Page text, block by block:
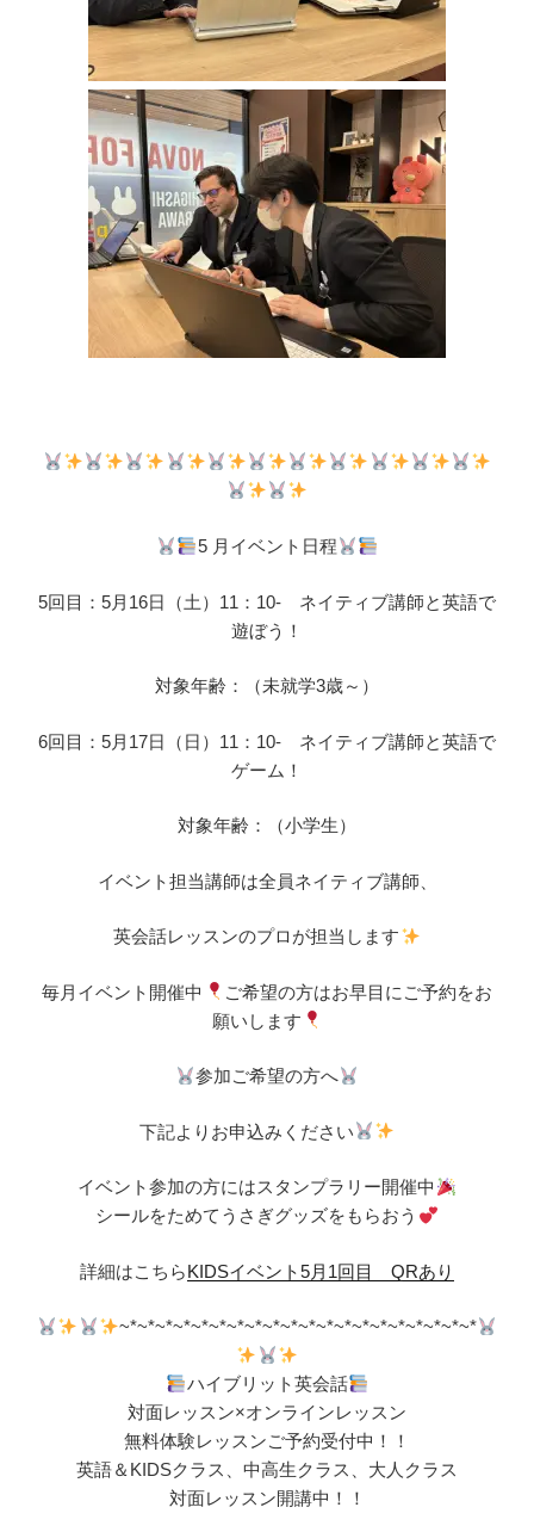
5 月イベント日程
5回目：5月16日（土）11：10- ネイティブ講師と英語で
遊ぼう！
対象年齢：（未就学3歳～）
6回目：5月17日（日）11：10- ネイティブ講師と英語で
ゲーム！
対象年齢：（小学生）
イベント担当講師は全員ネイティブ講師、
英会話レッスンのプロが担当します
毎月イベント開催中
ご希望の方はお早目にご予約をお
願いします
参加ご希望の方へ
下記よりお申込みください
イベント参加の方にはスタンプラリー開催中
シールをためてうさぎグッズをもらおう
詳細はこちらKIDSイベント5月1回目 QRあり
~*~*~*~*~*~*~*~*~*~*~*~*~*~*~*~*~*~*~*~*
ハイブリット英会話
対面レッスン×オンラインレッスン
無料体験レッスンご予約受付中！！
英語＆KIDSクラス、中高生クラス、大人クラス
対面レッスン開講中！！